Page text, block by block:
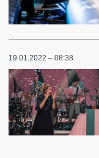
19.01.2022 – 08:38